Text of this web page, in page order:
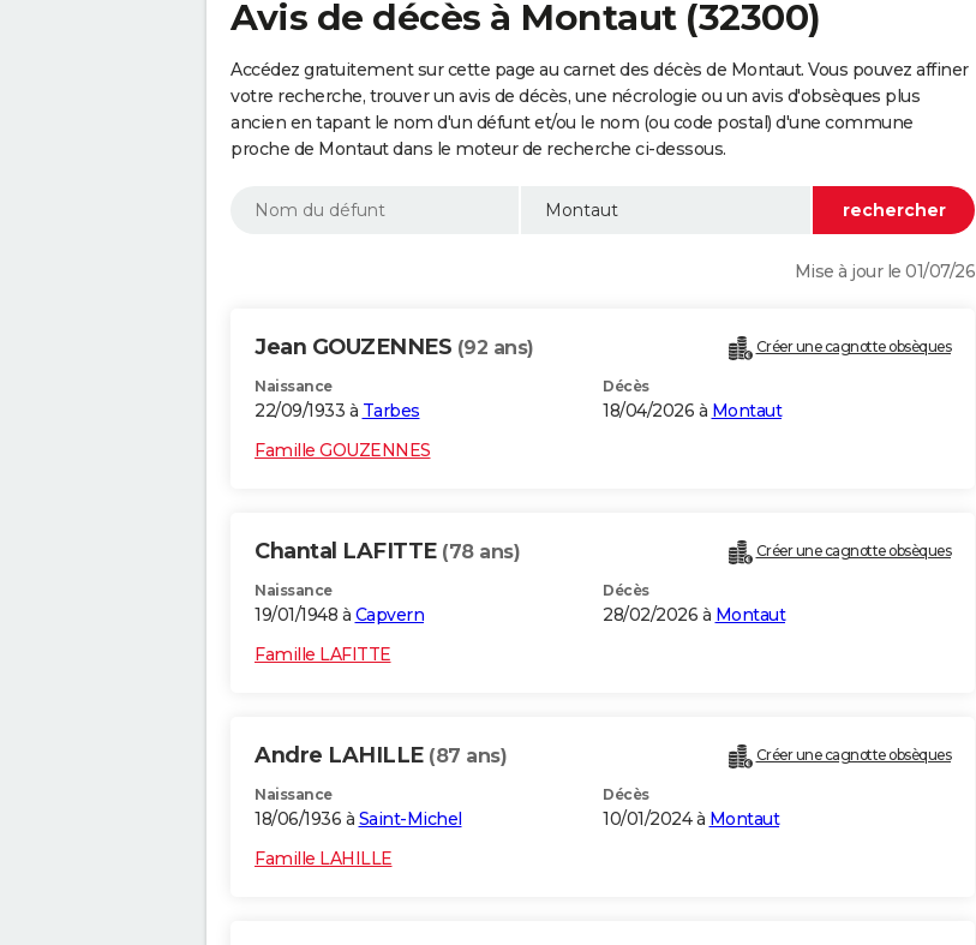
Avis de décès à Montaut (32300)
Accédez gratuitement sur cette page au carnet des décès de Montaut. Vous pouvez affiner
votre recherche, trouver un avis de décès, une nécrologie ou un avis d'obsèques plus
ancien en tapant le nom d'un défunt et/ou le nom (ou code postal) d'une commune
proche de Montaut dans le moteur de recherche ci-dessous.
Mise à jour le 01/07/26
Jean GOUZENNES (92 ans) Créer une cagnotte obsèques
Naissance
22/09/1933 à Tarbes
Décès
18/04/2026 à Montaut
Famille GOUZENNES
Chantal LAFITTE (78 ans) Créer une cagnotte obsèques
Naissance
19/01/1948 à Capvern
Décès
28/02/2026 à Montaut
Famille LAFITTE
Andre LAHILLE (87 ans) Créer une cagnotte obsèques
Naissance
18/06/1936 à Saint-Michel
Décès
10/01/2024 à Montaut
Famille LAHILLE